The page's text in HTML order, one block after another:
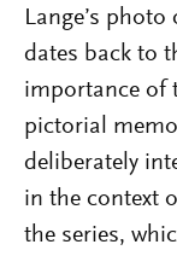
Lange’s photo
dates back to
importance of
pictorial
deliberately
in the context
the series,